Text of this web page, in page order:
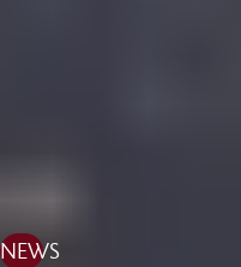
NEWS